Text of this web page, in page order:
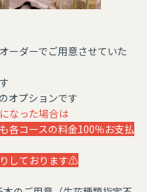
ーダーでご用意させていた
オプションです
なった場合は
各コースの料金100％お支払
しております⚠️